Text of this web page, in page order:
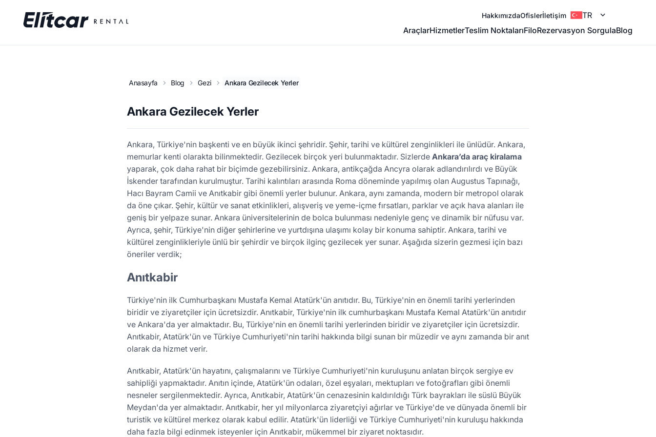
HakkımızdaOfislerİletişim
TR
AraçlarHizmetlerTeslim NoktalarıFiloRezervasyon SorgulaBlog
Anasayfa Blog Gezi Ankara Gezilecek Yerler
Ankara Gezilecek Yerler
Ankara, Türkiye'nin başkenti ve en büyük ikinci şehridir. Şehir, tarihi ve kültürel zenginlikleri ile ünlüdür. Ankara,
memurlar kenti olarakta bilinmektedir. Gezilecek birçok yeri bulunmaktadır. Sizlerde Ankara’da araç kiralama
yaparak, çok daha rahat bir biçimde gezebilirsiniz. Ankara, antikçağda Ancyra olarak adlandırılırdı ve Büyük
İskender tarafından kurulmuştur. Tarihi kalıntıları arasında Roma döneminde yapılmış olan Augustus Tapınağı,
Hacı Bayram Camii ve Anıtkabir gibi önemli yerler bulunur. Ankara, aynı zamanda, modern bir metropol olarak
da öne çıkar. Şehir, kültür ve sanat etkinlikleri, alışveriş ve yeme-içme fırsatları, parklar ve açık hava alanları ile
geniş bir yelpaze sunar. Ankara üniversitelerinin de bolca bulunması nedeniyle genç ve dinamik bir nüfusu var.
Ayrıca, şehir, Türkiye'nin diğer şehirlerine ve yurtdışına ulaşımı kolay bir konuma sahiptir. Ankara, tarihi ve
kültürel zenginlikleriyle ünlü bir şehirdir ve birçok ilginç gezilecek yer sunar. Aşağıda sizerin gezmesi için bazı
öneriler verdik;
Anıtkabir
Türkiye'nin ilk Cumhurbaşkanı Mustafa Kemal Atatürk'ün anıtıdır. Bu, Türkiye'nin en önemli tarihi yerlerinden
biridir ve ziyaretçiler için ücretsizdir. Anıtkabir, Türkiye'nin ilk cumhurbaşkanı Mustafa Kemal Atatürk'ün anıtıdır
ve Ankara'da yer almaktadır. Bu, Türkiye'nin en önemli tarihi yerlerinden biridir ve ziyaretçiler için ücretsizdir.
Anıtkabir, Atatürk'ün ve Türkiye Cumhuriyeti'nin tarihi hakkında bilgi sunan bir müzedir ve aynı zamanda bir anıt
olarak da hizmet verir.
Anıtkabir, Atatürk'ün hayatını, çalışmalarını ve Türkiye Cumhuriyeti'nin kuruluşunu anlatan birçok sergiye ev
sahipliği yapmaktadır. Anıtın içinde, Atatürk'ün odaları, özel eşyaları, mektupları ve fotoğrafları gibi önemli
nesneler sergilenmektedir. Ayrıca, Anıtkabir, Atatürk'ün cenazesinin kaldırıldığı Türk bayrakları ile süslü Büyük
Meydan'da yer almaktadır. Anıtkabir, her yıl milyonlarca ziyaretçiyi ağırlar ve Türkiye'de ve dünyada önemli bir
turistik ve kültürel merkez olarak kabul edilir. Atatürk'ün liderliği ve Türkiye Cumhuriyeti'nin kuruluşu hakkında
daha fazla bilgi edinmek isteyenler için Anıtkabir, mükemmel bir ziyaret noktasıdır.